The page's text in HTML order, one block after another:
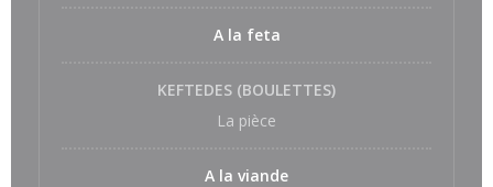
A la feta
KEFTEDES (BOULETTES)
La pièce
A la viande